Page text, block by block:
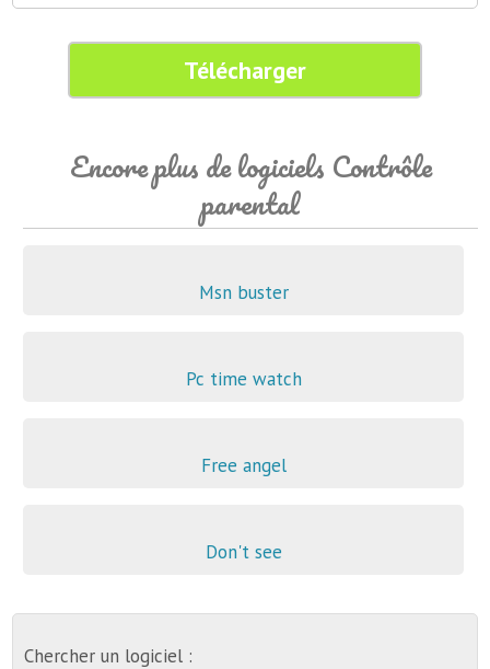
Télécharger
Encore plus de logiciels Contrôle
parental
Msn buster
Pc time watch
Free angel
Don't see
Chercher un logiciel :